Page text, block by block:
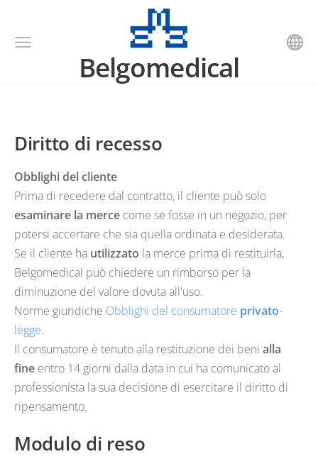
Belgomedical
Diritto di recesso
Obblighi del cliente
Prima di recedere dal contratto, il cliente può solo
esaminare la merce come se fosse in un negozio, per
potersi accertare che sia quella ordinata e desiderata.
Se il cliente ha utilizzato la merce prima di restituirla,
Belgomedical può chiedere un rimborso per la
diminuzione del valore dovuta all'uso.
Norme giuridiche Obblighi del consumatore privato-
legge.
Il consumatore è tenuto alla restituzione dei beni alla
fine entro 14 giorni dalla data in cui ha comunicato al
professionista la sua decisione di esercitare il diritto di
ripensamento.
Modulo di reso